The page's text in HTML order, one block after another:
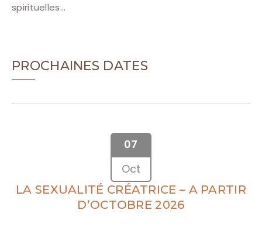
spirituelles…
PROCHAINES DATES
07
Oct
LA SEXUALITÉ CRÉATRICE – A PARTIR
D’OCTOBRE 2026